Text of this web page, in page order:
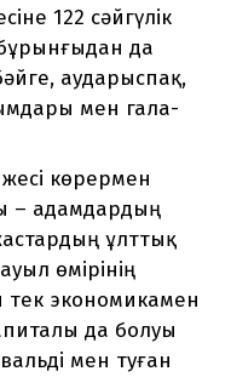
122 сәйгүлік
да
аударыспақ,
мен гала-
көрермен
– адамдардың
ұлттық
өмірінің
экономикамен
да болуы
мен туған